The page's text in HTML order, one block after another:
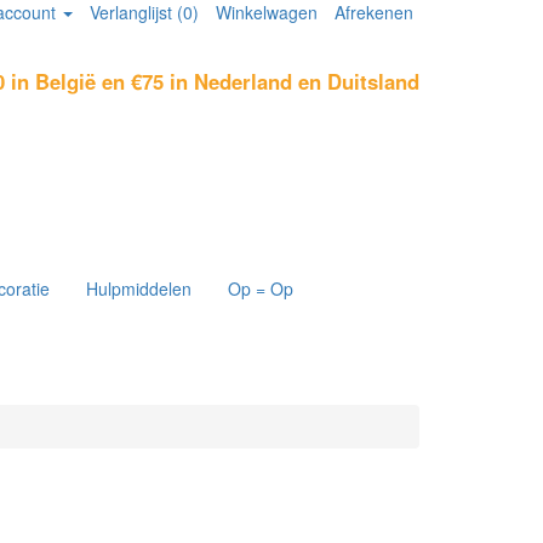
Verlanglijst (0) Winkelwagen Afrekenen
in België en €75 in Nederland en Duitsland
Hulpmiddelen Op = Op